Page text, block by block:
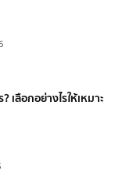
เลือกอย่างไรให้เหมาะ